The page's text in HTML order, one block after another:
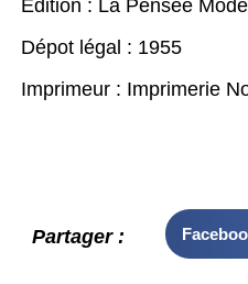
Edition : La Pensée
Dépot légal : 1955
Imprimeur : Imprimerie
Partager :